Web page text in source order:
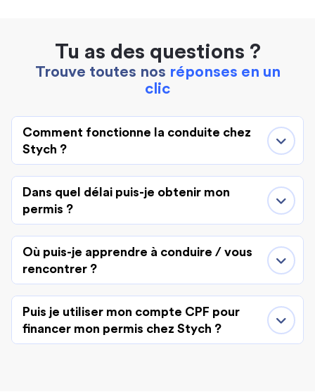
Tu as des questions ?
Trouve toutes nos réponses en un
clic
Comment fonctionne la conduite chez
Stych ?
Dans quel délai puis-je obtenir mon
permis ?
Où puis-je apprendre à conduire / vous
rencontrer ?
Puis je utiliser mon compte CPF pour
financer mon permis chez Stych ?